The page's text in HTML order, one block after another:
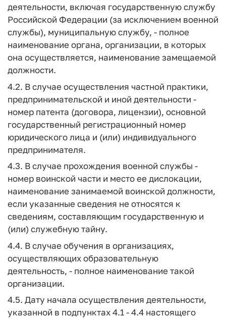
деятельности, включая государственную службу
Российской Федерации (за исключением военной
службы), муниципальную службу, - полное
наименование органа, организации, в которых
она осуществляется, наименование замещаемой
должности.
4.2. В случае осуществления частной практики,
предпринимательской и иной деятельности -
номер патента (договора, лицензии), основной
государственный регистрационный номер
юридического лица и (или) индивидуального
предпринимателя.
4.3. В случае прохождения военной службы -
номер воинской части и место ее дислокации,
наименование занимаемой воинской должности,
если указанные сведения не относятся к
сведениям, составляющим государственную и
(или) служебную тайну.
4.4. В случае обучения в организациях,
осуществляющих образовательную
деятельность, - полное наименование такой
организации.
4.5. Дату начала осуществления деятельности,
указанной в подпунктах 4.1 - 4.4 настоящего